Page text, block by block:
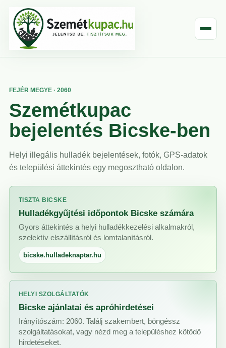
FEJÉR MEGYE · 2060
Szemétkupac
bejelentés Bicske-ben
Helyi illegális hulladék bejelentések, fotók, GPS-adatok
és települési áttekintés egy megosztható oldalon.
TISZTA BICSKE
Hulladékgyűjtési időpontok Bicske számára
Gyors áttekintés a helyi hulladékkezelési alkalmakról,
szelektív elszállításról és lomtalanításról.
bicske.hulladeknaptar.hu
HELYI SZOLGÁLTATÓK
Bicske ajánlatai és apróhirdetései
Irányítószám: 2060. Találj szakembert, böngéssz
szolgáltatásokat, vagy nézd meg a településhez kötődő
hirdetéseket.